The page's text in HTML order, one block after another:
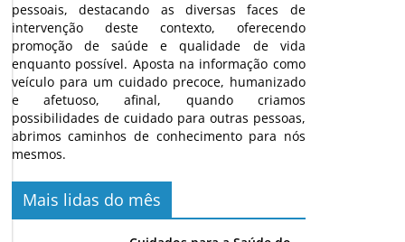
pessoais, destacando as diversas faces de
intervenção deste contexto, oferecendo
promoção de saúde e qualidade de vida
enquanto possível. Aposta na informação como
veículo para um cuidado precoce, humanizado
e afetuoso, afinal, quando criamos
possibilidades de cuidado para outras pessoas,
abrimos caminhos de conhecimento para nós
mesmos.
Mais lidas do mês